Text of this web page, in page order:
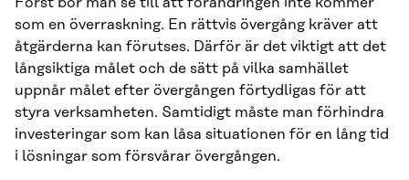
som en överraskning. En rättvis övergång kräver att
åtgärderna kan förutses. Därför är det viktigt att det
långsiktiga målet och de sätt på vilka samhället
uppnår målet efter övergången förtydligas för att
styra verksamheten. Samtidigt måste man förhindra
investeringar som kan låsa situationen för en lång tid
i lösningar som försvårar övergången.